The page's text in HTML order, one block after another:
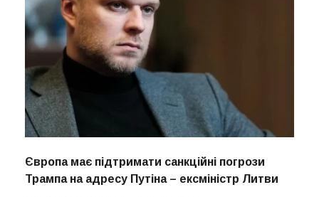
Європа має підтримати санкційні погрози
Трампа на адресу Путіна – ексміністр Литви